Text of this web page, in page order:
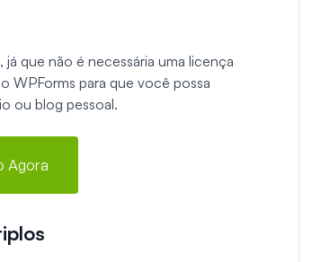
que não é necessária uma licença
WPForms para que você possa
ou blog pessoal.
Agora